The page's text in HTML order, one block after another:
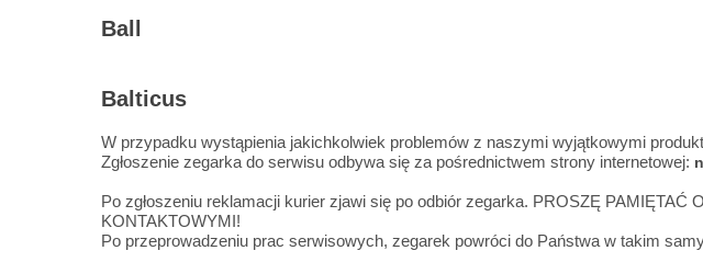
Ball
Balticus
W przypadku wystąpienia jakichkolwiek problemów z naszymi wyjątkowymi
Zgłoszenie zegarka do serwisu odbywa się za pośrednictwem strony internetowej:
Po zgłoszeniu reklamacji kurier zjawi się po odbiór zegarka. PROSZĘ
KONTAKTOWYMI!
Po przeprowadzeniu prac serwisowych, zegarek powróci do Państwa w takim